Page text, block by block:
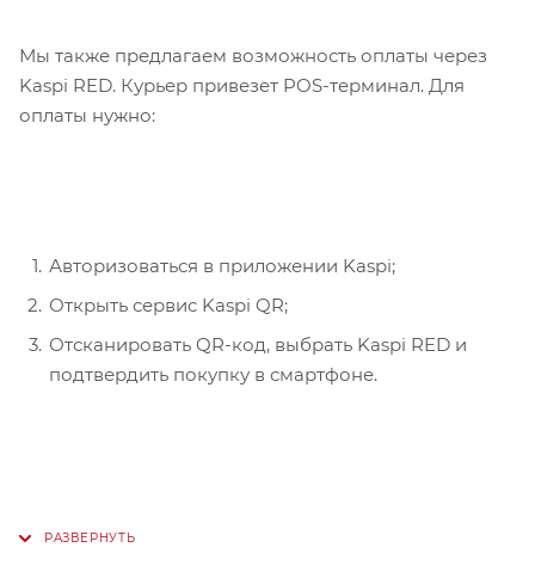
Мы также предлагаем возможность оплаты через
Kaspi RED. Курьер привезет POS-терминал. Для
оплаты нужно:
Авторизоваться в приложении Kaspi;
Открыть сервис Kaspi QR;
Отсканировать QR-код, выбрать Kaspi RED и
подтвердить покупку в смартфоне.